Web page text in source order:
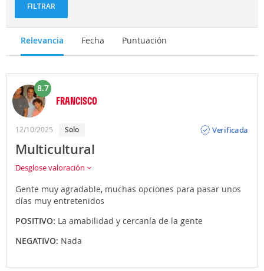
FILTRAR
Relevancia Fecha Puntuación
8.7
FRANCISCO
12/10/2025 Solo
Verificada
Multicultural
Desglose valoración
Gente muy agradable, muchas opciones para pasar unos
días muy entretenidos
POSITIVO: La amabilidad y cercanía de la gente
NEGATIVO: Nada